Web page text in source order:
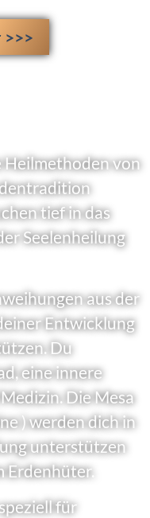
Heilmethoden von
tief in das
Seelenheilung
aus der
Entwicklung
Du
eine innere
Die Mesa
) werden dich in
unterstützen
Erdenhüter.
für